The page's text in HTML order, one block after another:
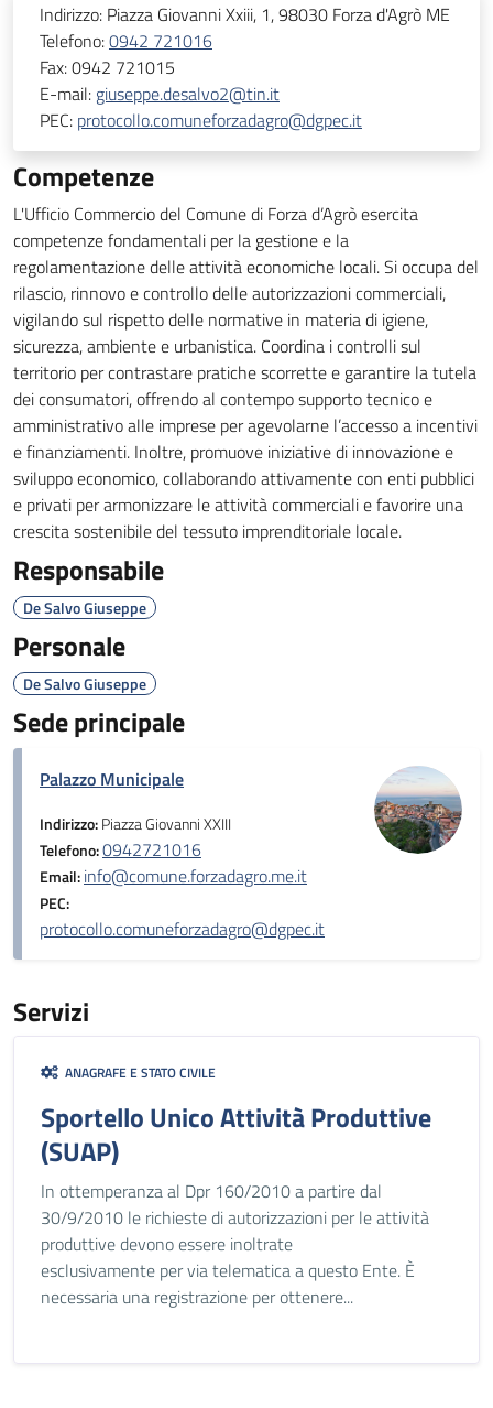
Indirizzo: Piazza Giovanni Xxiii, 1, 98030 Forza d'Agrò ME
Telefono:0942 721016
Fax:0942 721015
E-mail: giuseppe.desalvo2@tin.it
PEC: protocollo.comuneforzadagro@dgpec.it
Competenze
L'Ufficio Commercio del Comune di Forza d’Agrò esercita
competenze fondamentali per la gestione e la
regolamentazione delle attività economiche locali. Si occupa del
rilascio, rinnovo e controllo delle autorizzazioni commerciali,
vigilando sul rispetto delle normative in materia di igiene,
sicurezza, ambiente e urbanistica. Coordina i controlli sul
territorio per contrastare pratiche scorrette e garantire la tutela
dei consumatori, offrendo al contempo supporto tecnico e
amministrativo alle imprese per agevolarne l’accesso a incentivi
e finanziamenti. Inoltre, promuove iniziative di innovazione e
sviluppo economico, collaborando attivamente con enti pubblici
e privati per armonizzare le attività commerciali e favorire una
crescita sostenibile del tessuto imprenditoriale locale.
Responsabile
De Salvo Giuseppe
Personale
De Salvo Giuseppe
Sede principale
Palazzo Municipale
Indirizzo:Piazza Giovanni XXIII
Telefono:0942721016
Email:info@comune.forzadagro.me.it
PEC:
protocollo.comuneforzadagro@dgpec.it
Servizi
ANAGRAFE E STATO CIVILE
Sportello Unico Attività Produttive
(SUAP)
In ottemperanza al Dpr 160/2010 a partire dal
30/9/2010 le richieste di autorizzazioni per le attività
produttive devono essere inoltrate
esclusivamente per via telematica a questo Ente. È
necessaria una registrazione per ottenere...